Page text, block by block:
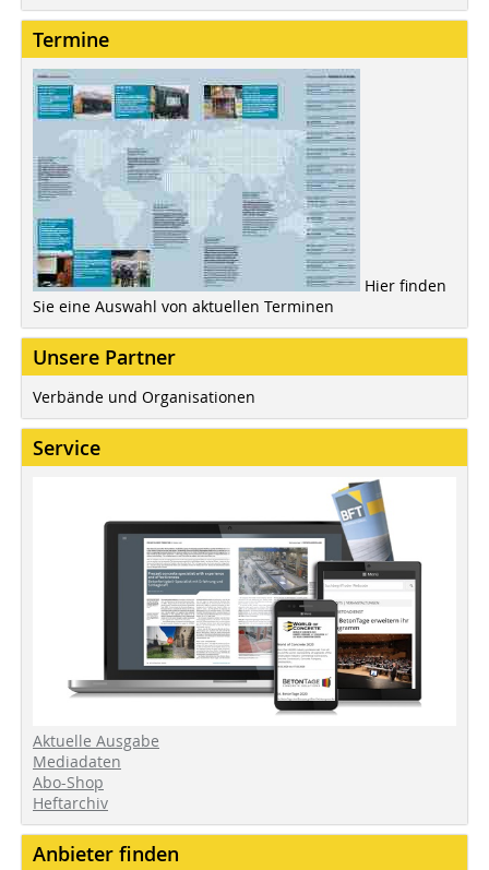
Termine
Hier finden
Sie eine Auswahl von aktuellen Terminen
Unsere Partner
Verbände und Organisationen
Service
Aktuelle Ausgabe
Mediadaten
Abo-Shop
Heftarchiv
Anbieter finden